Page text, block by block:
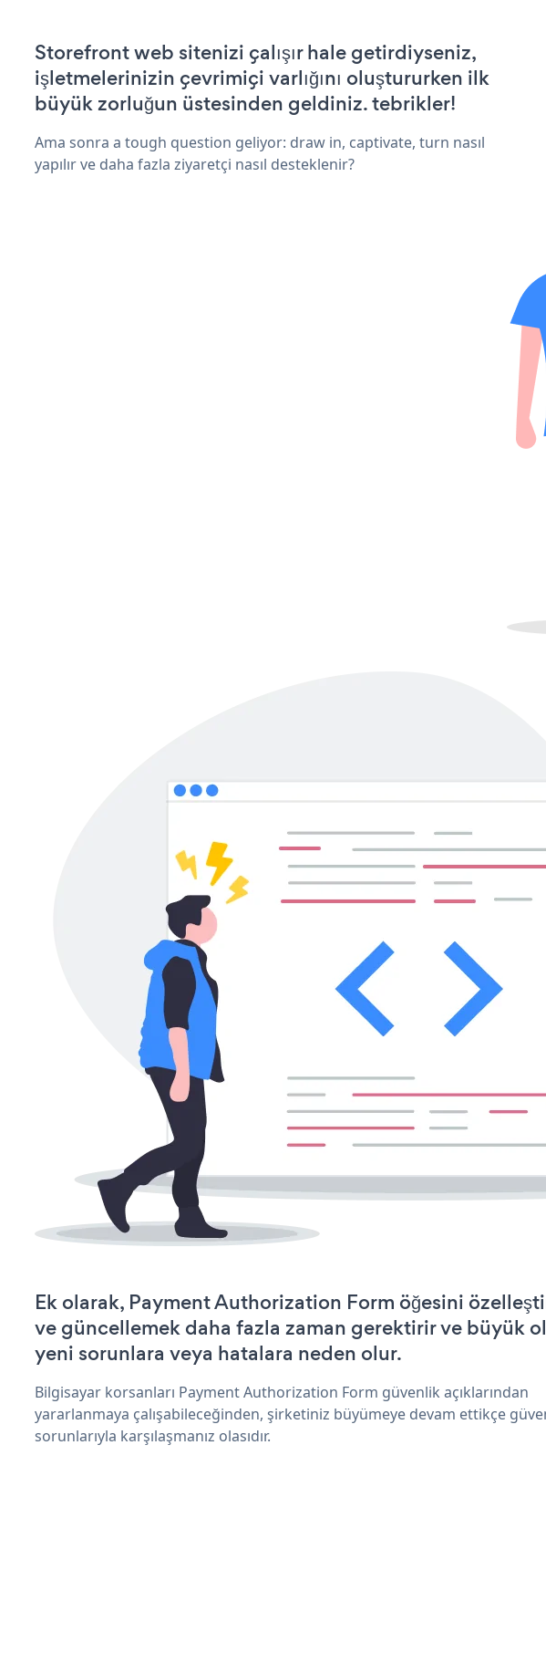
Storefront web sitenizi çalışır hale getirdiyseniz,
işletmelerinizin çevrimiçi varlığını oluştururken ilk
büyük zorluğun üstesinden geldiniz. tebrikler!
Ama sonra a tough question geliyor: draw in, captivate, turn nasıl
yapılır ve daha fazla ziyaretçi nasıl desteklenir?
Ek olarak, Payment Authorization Form öğesini
ve güncellemek daha fazla zaman gerektirir ve büyük
yeni sorunlara veya hatalara neden olur.
Bilgisayar korsanları Payment Authorization Form güvenlik açıklarından
yararlanmaya çalışabileceğinden, şirketiniz büyümeye devam ettikçe
sorunlarıyla karşılaşmanız olasıdır.